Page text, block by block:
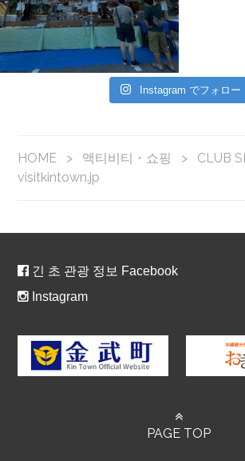
Instagram でフォロー
HOME > 액티비티・쇼핑 >
CLUB
visitkintown.jp
긴 초 관광 정보 Facebook
Instagram
PAGE TOP